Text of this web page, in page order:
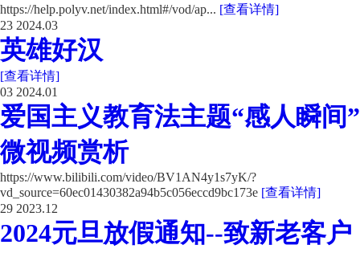
https://help.polyv.net/index.html#/vod/ap... [查看详情]
23 2024.03
英雄好汉
[查看详情]
03 2024.01
爱国主义教育法主题“感人瞬间”
微视频赏析
https://www.bilibili.com/video/BV1AN4y1s7yK/?
vd_source=60ec01430382a94b5c056eccd9bc173e [查看详情]
29 2023.12
2024元旦放假通知--致新老客户